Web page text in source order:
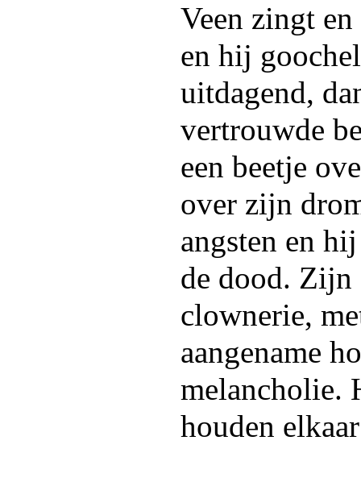
Veen zingt
en hij
uitdagend,
vertrouwde
een beetje
over zijn
angsten en
de dood.
clownerie,
aangename
melancholie.
houden